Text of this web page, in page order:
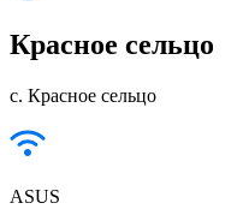
Красное сельцо
с. Красное сельцо
ASUS